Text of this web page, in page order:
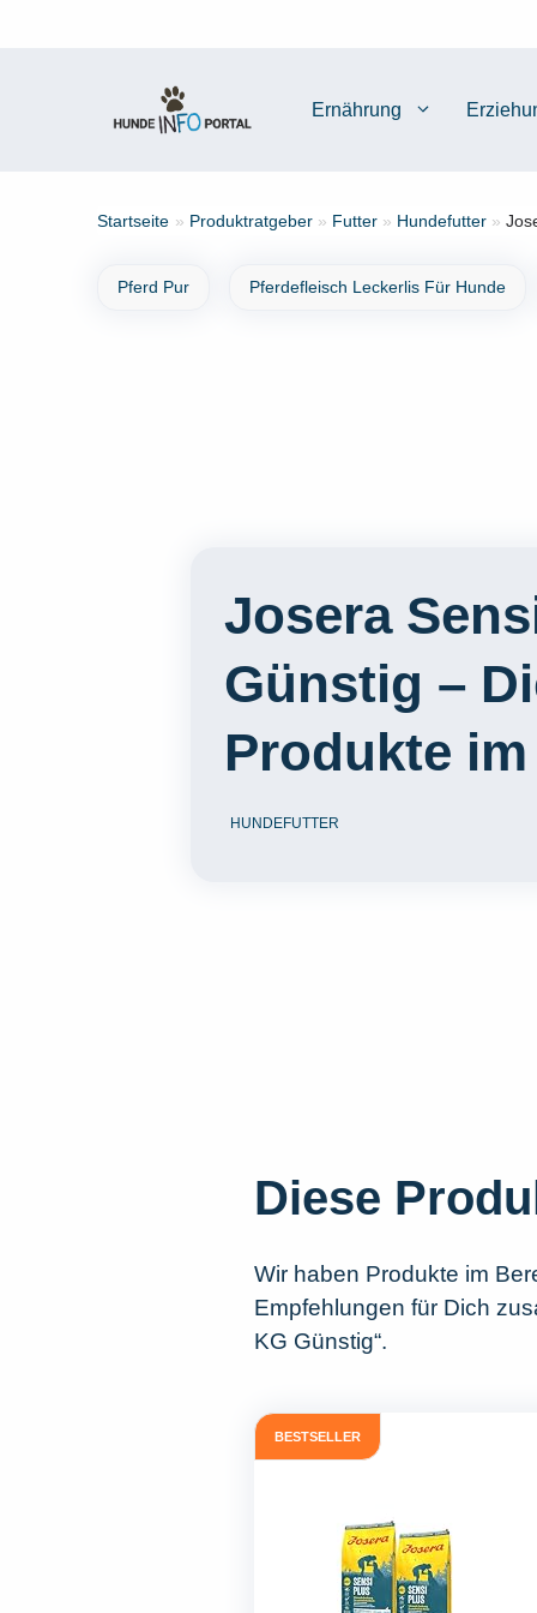
Ernährung
Startseite » Produktratgeber » Futter » Hundefutter »
Pferd Pur Pferdefleisch Leckerlis Für Hunde
Josera
Günstig –
Produkte
HUNDEFUTTER
Diese
Wir haben Produkte im
Empfehlungen für Dich
KG Günstig“.
BESTSELLER